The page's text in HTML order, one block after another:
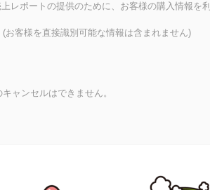
レポートの提供のために、お客様の購入情報を利
客様を直接識別可能な情報は含まれません)
ャンセルはできません。